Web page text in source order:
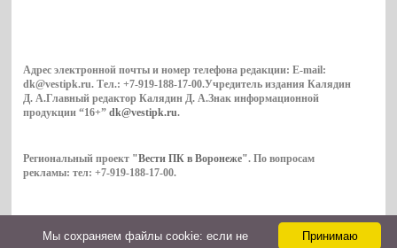
Адрес электронной почты и номер телефона редакции: E-mail:
dk@vestipk.ru. Тел.: +7-919-188-17-00.Учредитель издания Калядин
Д. А.Главный редактор Калядин Д. А.Знак информационной
продукции “16+”dk@vestipk.ru.
Региональный проект "Вести ПК в Воронеже". По вопросам
рекламы: тел: +7-919-188-17-00.
Copyright © 2026. ВестиПК в Воронеже Принимаю
Мы cохраняем файлы cookie: если не